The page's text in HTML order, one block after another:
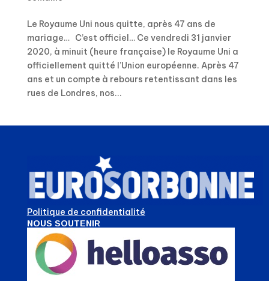
Le Royaume Uni nous quitte, après 47 ans de
mariage… C’est officiel… Ce vendredi 31 janvier
2020, à minuit (heure française) le Royaume Uni a
officiellement quitté l’Union européenne. Après 47
ans et un compte à rebours retentissant dans les
rues de Londres, nos...
Politique de confidentialité
NOUS SOUTENIR